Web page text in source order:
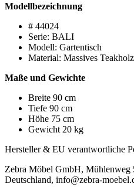
Modellbezeichnung
# 44024
Serie: BALI
Modell: Gartentisch
Material: Massives Teakholz
Maße und Gewichte
Breite 90 cm
Tiefe 90 cm
Höhe 75 cm
Gewicht 20 kg
Hersteller & EU verantwortliche
Zebra Möbel GmbH, Mühlenweg
Deutschland, info@zebra-